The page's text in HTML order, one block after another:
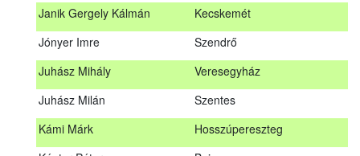
Janik Gergely Kálmán
Kecskemét
Jónyer Imre
Szendrő
Juhász Mihály
Veresegyház
Juhász Milán
Szentes
Kámi Márk
Hosszúpereszteg
Horváth Gergely
Hosszu Anita
Drávakeresztúr
Szendrő